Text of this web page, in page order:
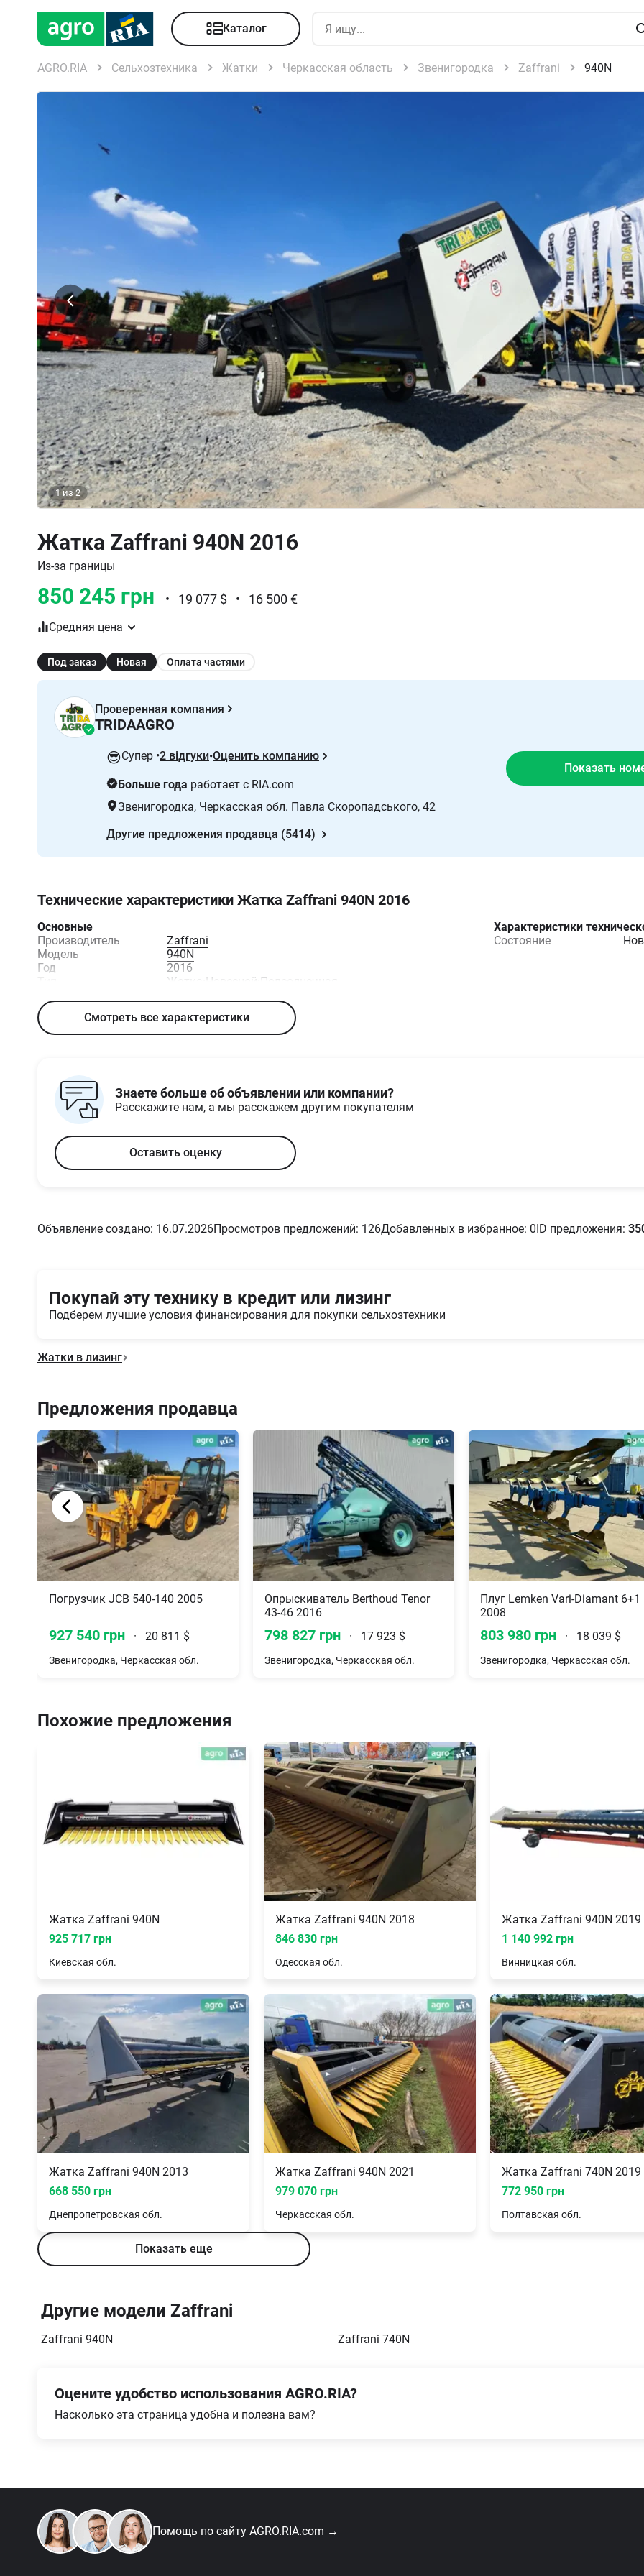
Каталог
AGRO.RIA Сельхозтехника Жатки Черкасская область Звенигородка Zaffrani 940N
1 из 2
Жатка Zaffrani 940N 2016
Из-за границы
850 245 грн • 19 077 $ • 16 500 €
Средняя цена
Под заказ Новая Оплата частями
Проверенная компания
TRIDAAGRO
😎Супер •2 відгуки•Оценить компанию
Больше года работает с RIA.com
Звенигородка, Черкасская обл. Павла Скоропадського, 42
Другие предложения продавца (5414)
Показать
Технические характеристики Жатка Zaffrani 940N 2016
Основные
Производитель
Zaffrani
Модель
940N
Год
2016
Жатка Навесной Подсолнечная
Характеристики
Состояние
Смотреть все характеристики
Знаете больше об объявлении или компании?
Расскажите нам, а мы расскажем другим покупателям
Оставить оценку
Объявление создано: 16.07.2026Просмотров предложений: 126Добавленных в избранное: 0ID предложения:
Покупай эту технику в кредит или лизинг
Подберем лучшие условия финансирования для покупки сельхозтехники
Жатки в лизинг
Предложения продавца
Погрузчик JCB 540-140 2005
927 540 грн · 20 811 $
Звенигородка, Черкасская обл.
Опрыскиватель Berthoud Tenor
43-46 2016
798 827 грн · 17 923 $
Звенигородка, Черкасская обл.
Плуг Lemken Vari-Diamant 6+1
2008
803 980 грн · 18 039 $
Звенигородка, Черкасская обл.
Похожие предложения
Жатка Zaffrani 940N
925 717 грн
Киевская обл.
Жатка Zaffrani 940N 2018
846 830 грн
Одесская обл.
Жатка Zaffrani 940N 2019
1 140 992 грн
Винницкая обл.
Жатка Zaffrani 940N 2013
668 550 грн
Днепропетровская обл.
Жатка Zaffrani 940N 2021
979 070 грн
Черкасская обл.
Жатка Zaffrani 740N 2019
772 950 грн
Полтавская обл.
Показать еще
Другие модели Zaffrani
Zaffrani 940N Zaffrani 740N
Оцените удобство использования AGRO.RIA?
Насколько эта страница удобна и полезна вам?
Помощь по сайту AGRO.RIA.com →